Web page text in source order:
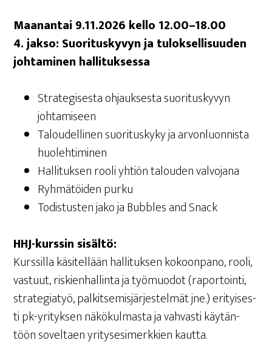
Maa­nan­tai 9.11.2026 kel­lo 12.00–18.00
4. jak­so: Suo­ri­tus­ky­vyn ja tulok­sel­li­suu­den
joh­ta­mi­nen hallituksessa
Stra­te­gi­ses­ta ohjauk­ses­ta suo­ri­tus­ky­vyn
johtamiseen
Talou­del­li­nen suo­ri­tus­ky­ky ja arvon­luon­nis­ta
huolehtiminen
Hal­li­tuk­sen roo­li yhtiön talou­den valvojana
Ryh­mä­töi­den purku
Todis­tus­ten jako ja Bubbles and Snack
HHJ-kurs­sin sisältö:
Kurs­sil­la käsi­tel­lään hal­li­tuk­sen kokoon­pa­no, roo­li,
vas­tuut, ris­kien­hal­lin­ta ja työ­muo­dot (rapor­toin­ti,
stra­te­gia­työ, pal­kit­se­mis­jär­jes­tel­mät jne.) eri­tyi­ses­
ti pk-yri­tyk­sen näkö­kul­mas­ta ja vah­vas­ti käy­tän­
töön sovel­taen yri­ty­se­si­merk­kien kautta.